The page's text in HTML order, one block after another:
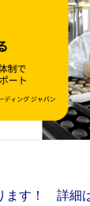
ます！ 詳細